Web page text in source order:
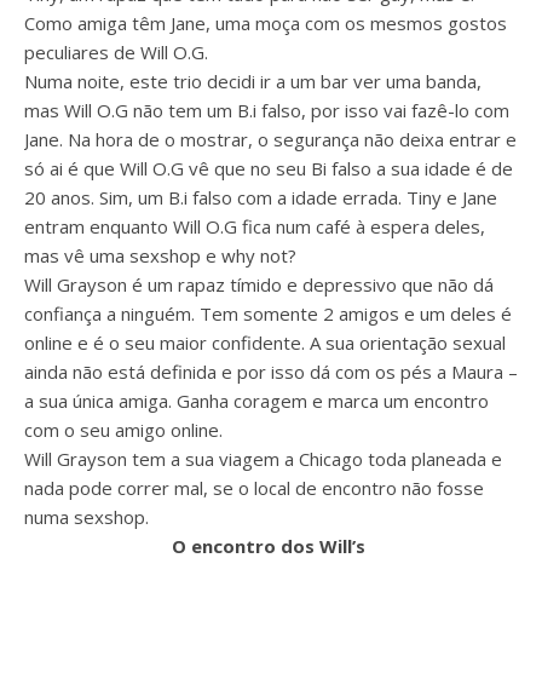
Como amiga têm Jane, uma moça com os mesmos gostos
peculiares de Will O.G.
Numa noite, este trio decidi ir a um bar ver uma banda,
mas Will O.G não tem um B.i falso, por isso vai fazê-lo com
Jane. Na hora de o mostrar, o segurança não deixa entrar e
só ai é que Will O.G vê que no seu Bi falso a sua idade é de
20 anos. Sim, um B.i falso com a idade errada. Tiny e Jane
entram enquanto Will O.G fica num café à espera deles,
mas vê uma sexshop e why not?
Will Grayson é um rapaz tímido e depressivo que não dá
confiança a ninguém. Tem somente 2 amigos e um deles é
online e é o seu maior confidente. A sua orientação sexual
ainda não está definida e por isso dá com os pés a Maura –
a sua única amiga. Ganha coragem e marca um encontro
com o seu amigo online.
Will Grayson tem a sua viagem a Chicago toda planeada e
nada pode correr mal, se o local de encontro não fosse
numa sexshop.
O encontro dos Will’s